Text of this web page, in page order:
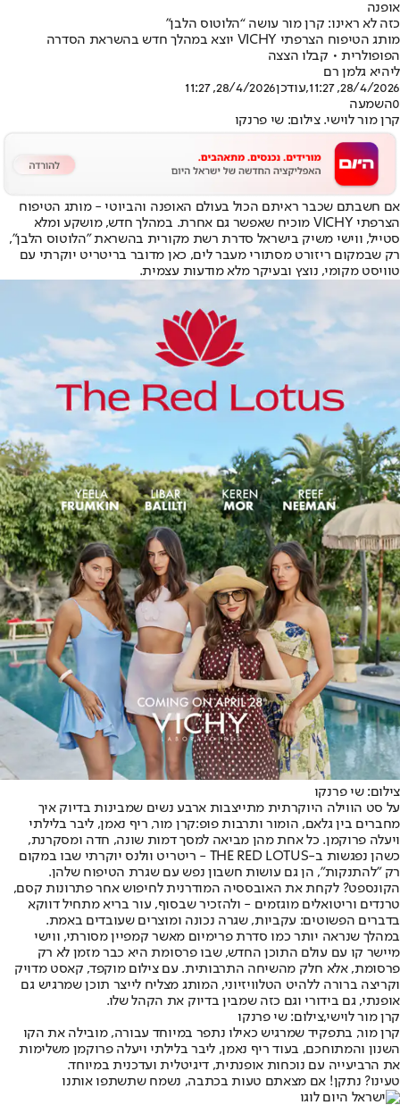
אופנה
כזה לא ראינו: קרן מור עושה “הלוטוס הלבן”
מותג הטיפוח הצרפתי VICHY יוצא במהלך חדש בהשראת הסדרה
הפופולרית • קבלו הצצה
ליהיא גלמן רם
28/4/2026, 11:27
,עודכן28/4/2026, 11:27
0השמעה
קרן מור לוישי. צילום: שי פרנקו
אם חשבתם שכבר ראיתם הכול בעולם האופנה והביוטי - מותג הטיפוח
הצרפתי VICHY מוכיח שאפשר גם אחרת. במהלך חדש, מושקע ומלא
סטייל, ווישי משיק בישראל סדרת רשת מקורית בהשראת "הלוטוס הלבן",
רק שבמקום ריזורט מסתורי מעבר לים, כאן מדובר בריטריט יוקרתי עם
טוויסט מקומי, נוצץ ובעיקר מלא מודעות עצמית.
צילום: שי פרנקו
על סט הווילה היוקרתית מתייצבות ארבע נשים שמבינות בדיוק איך
מחברים בין גלאם, הומור ותרבות פופ:קרן מור, ריף נאמן, ליבר בלילתי
ויעלה פרוקמן. כל אחת מהן מביאה למסך דמות שונה, חדה ומסקרנת,
כשהן נפגשות ב-THE RED LOTUS - ריטריט וולנס יוקרתי שבו במקום
רק "להתנקות", הן גם עושות חשבון נפש עם שגרת הטיפוח שלהן.
הקונספט? לקחת את האובססיה המודרנית לחיפוש אחר פתרונות קסם,
טרנדים וריטואלים מוגזמים - ולהזכיר שבסוף, עור בריא מתחיל דווקא
בדברים הפשוטים: עקביות, שגרה נכונה ומוצרים שעובדים באמת.
במהלך שנראה יותר כמו סדרת פרימיום מאשר קמפיין מסורתי, ווישי
מיישר קו עם עולם התוכן החדש, שבו פרסומת היא כבר מזמן לא רק
פרסומת, אלא חלק מהשיחה התרבותית. עם צילום מוקפד, קאסט מדויק
וקריצה ברורה ללהיט הטלוויזיוני, המותג מצליח לייצר תוכן שמרגיש גם
אופנתי, גם בידורי וגם כזה שמבין בדיוק את הקהל שלו.
קרן מור לוישי,צילום: שי פרנקו
קרן מור, בתפקיד שמרגיש כאילו נתפר במיוחד עבורה, מובילה את הקו
השנון והמתוחכם, בעוד ריף נאמן, ליבר בלילתי ויעלה פרוקמן משלימות
את הרביעייה עם נוכחות אופנתית, דיגיטלית ועדכנית במיוחד.
טעינו? נתקן! אם מצאתם טעות בכתבה, נשמח שתשתפו אותנו